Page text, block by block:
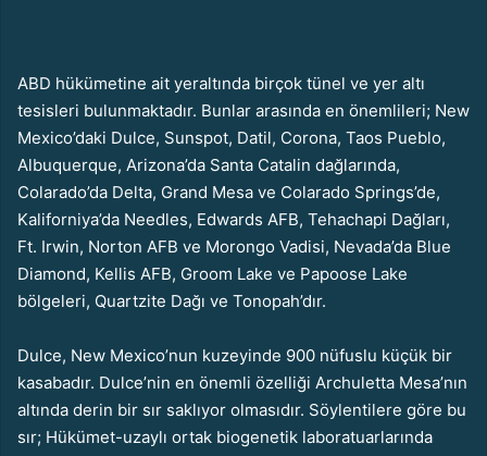
ABD hükümetine ait yeraltında birçok tünel ve yer altı
tesisleri bulunmaktadır. Bunlar arasında en önemlileri; New
Mexico’daki Dulce, Sunspot, Datil, Corona, Taos Pueblo,
Albuquerque, Arizona’da Santa Catalin dağlarında,
Colarado’da Delta, Grand Mesa ve Colarado Springs’de,
Kaliforniya’da Needles, Edwards AFB, Tehachapi Dağları,
Ft. Irwin, Norton AFB ve Morongo Vadisi, Nevada’da Blue
Diamond, Kellis AFB, Groom Lake ve Papoose Lake
bölgeleri, Quartzite Dağı ve Tonopah’dır.
Dulce, New Mexico’nun kuzeyinde 900 nüfuslu küçük bir
kasabadır. Dulce’nin en önemli özelliği Archuletta Mesa’nın
altında derin bir sır saklıyor olmasıdır. Söylentilere göre bu
sır; Hükümet-uzaylı ortak biogenetik laboratuarlarında